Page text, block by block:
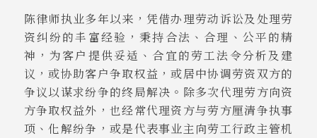
陈律师执业多年以来，凭借办理劳动诉讼及处理劳
资纠纷的丰富经验，秉持合法、合理、公平的精
神，为客户提供妥适、合宜的劳工法令分析及建
议，或协助客户争取权益，或居中协调劳资双方的
争议以谋求纷争的终局解决。除多次代理劳方向资
方争取权益外，也经常代理资方与劳方厘清争执事
项、化解纷争，或是代表事业主向劳工行政主管机